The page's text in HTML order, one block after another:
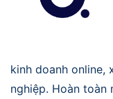
kinh doanh online,
nghiệp. Hoàn toàn